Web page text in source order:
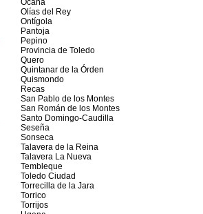
Ocaña
Olías del Rey
Ontígola
Pantoja
Pepino
Provincia de Toledo
Quero
Quintanar de la Órden
Quismondo
Recas
San Pablo de los Montes
San Román de los Montes
Santo Domingo-Caudilla
Seseña
Sonseca
Talavera de la Reina
Talavera La Nueva
Tembleque
Toledo Ciudad
Torrecilla de la Jara
Torrico
Torrijos